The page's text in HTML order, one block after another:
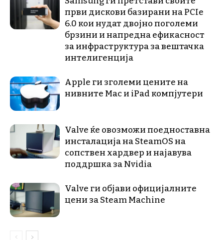
први дискови базирани на PCIe
6.0 кои нудат двојно поголеми
брзини и напредна ефикасност
за инфраструктура за вештачка
интелигенција
Apple ги зголеми цените на
нивните Mac и iPad компјутери
Valve ќе овозможи поедноставна
инсталација на SteamOS на
сопствен хардвер и најавува
поддршка за Nvidia
Valve ги објави официјалните
цени за Steam Machine